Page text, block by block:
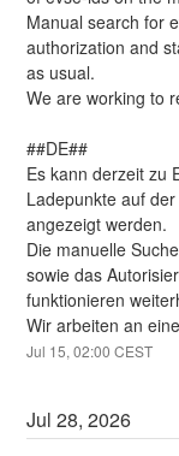
Manual search for
authorization and
as usual.
We are working to
##DE##
Es kann derzeit zu
Ladepunkte auf
angezeigt werden.
Die manuelle
sowie das
funktionieren
Wir arbeiten an
Jul 15,02:00 CEST
Jul28,2026